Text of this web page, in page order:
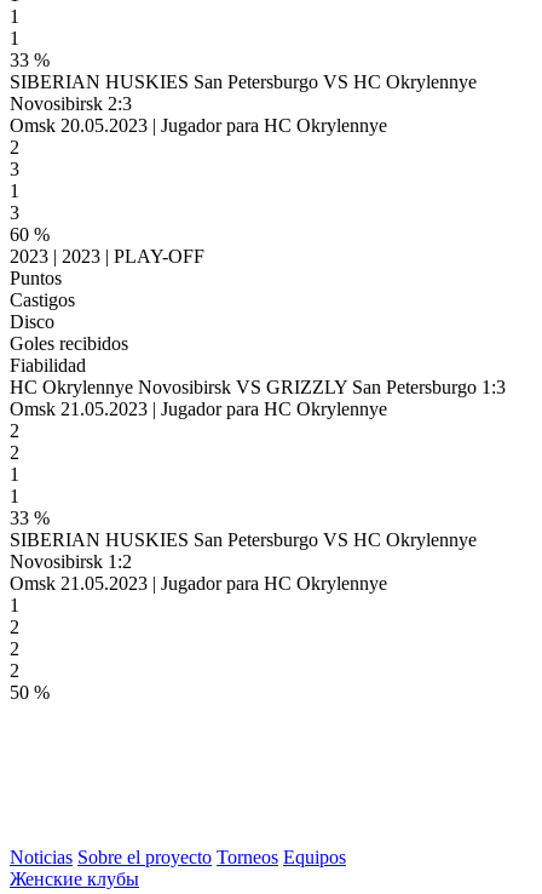
1
1
33 %
SIBERIAN HUSKIES San Petersburgo VS HC Okrylennye
Novosibirsk 2:3
Omsk 20.05.2023 | Jugador para HC Okrylennye
2
3
1
3
60 %
2023 | 2023 | PLAY-OFF
Puntos
Castigos
Disco
Goles recibidos
Fiabilidad
HC Okrylennye Novosibirsk VS GRIZZLY San Petersburgo 1:3
Omsk 21.05.2023 | Jugador para HC Okrylennye
2
2
1
1
33 %
SIBERIAN HUSKIES San Petersburgo VS HC Okrylennye
Novosibirsk 1:2
Omsk 21.05.2023 | Jugador para HC Okrylennye
1
2
2
2
50 %
Noticias Sobre el proyecto Torneos Equipos
Женские клубы